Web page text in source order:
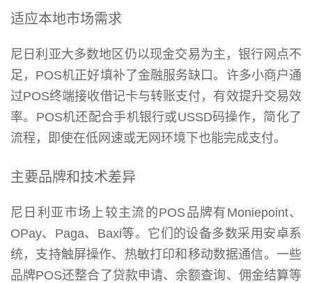
适应本地市场需求
尼日利亚大多数地区仍以现金交易为主，银行网点不
足，POS机正好填补了金融服务缺口。许多小商户通
过POS终端接收借记卡与转账支付，有效提升交易效
率。POS机还配合手机银行或USSD码操作，简化了
流程，即使在低网速或无网环境下也能完成支付。
主要品牌和技术差异
尼日利亚市场上较主流的POS品牌有Moniepoint、
OPay、Paga、Baxi等。它们的设备多数采用安卓系
统，支持触屏操作、热敏打印和移动数据通信。一些
品牌POS还整合了贷款申请、余额查询、佣金结算等